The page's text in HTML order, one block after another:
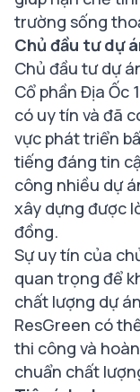
trường sống
Chủ đầu tư dự
Chủ đầu tư dự
Cổ phần Địa Ốc
có uy tín và đã
vực phát triển
tiếng đáng tin
công nhiều dự
xây dựng được
đồng.
Sự uy tín của
quan trọng để
chất lượng dự
ResGreen có
thi công và
chuẩn chất